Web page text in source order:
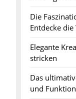
Die
Entdecke
Elegante
stricken
Das
und